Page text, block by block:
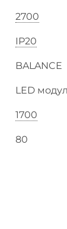
2700
IP20
BALANCE
LED
1700
80